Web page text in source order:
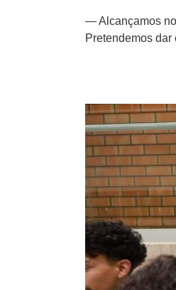
— Alcançamos
Pretendemos